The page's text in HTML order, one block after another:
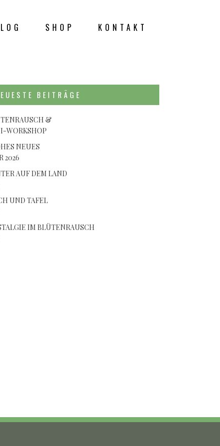
SHOP KONTAKT
BEITRÄGE
&
WORKSHOP
NEUES
2026
AUF DEM LAND
UND TAFEL
IM BLÜTENRAUSCH